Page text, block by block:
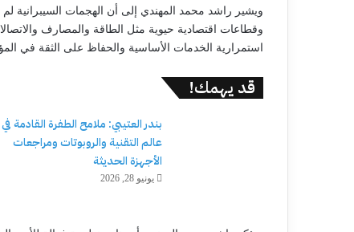
ويشير راشد محمد المهندي إلى أن الهجمات
وقطاعات اقتصادية حيوية مثل الطاقة والمصارف
استمرارية الخدمات الأساسية والحفاظ على الثقة في
قد يهمك!
بندر العتيبي: ملامح الطفرة القادمة في
عالم التقنية والروبوتات ومراجعات
الأجهزة الحديثة
يونيو 28, 2026